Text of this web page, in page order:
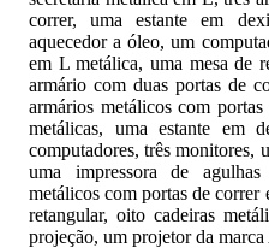
correr, uma estante em
aquecedor a óleo, um
em L metálica, uma mesa de
armário com duas portas de
armários metálicos com
metálicas, uma estante em
computadores, três monitores,
uma impressora de
metálicos com portas de correr
retangular, oito cadeiras
projeção, um projetor da marca